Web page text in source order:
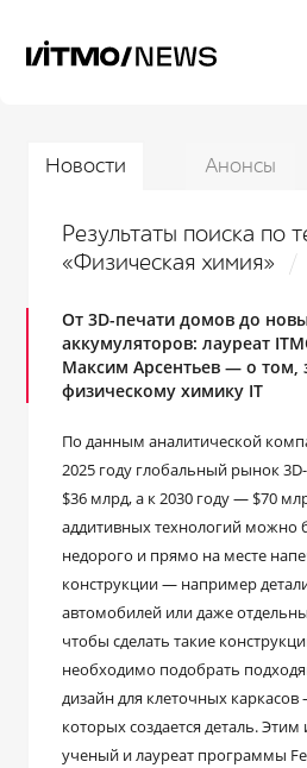
Новости Анонсы
Результаты поиска по
«Физическая химия»
От 3D-печати домов до
аккумуляторов: лауреат
Максим Арсентьев — о том,
физическому химику IT
По данным аналитической
2025 году глобальный рынок
$36 млрд, а к 2030 году — $70
аддитивных технологий можно
недорого и прямо на месте
конструкции — например
автомобилей или даже
чтобы сделать такие
необходимо подобрать
дизайн для клеточных
которых создается деталь.
ученый и лауреат программы